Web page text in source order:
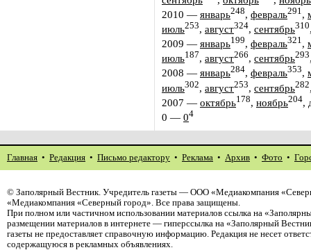
2010 — январь248, февраль291,
июль253, август324, сентябрь310
2009 — январь199, февраль321,
июль187, август266, сентябрь293
2008 — январь284, февраль353,
июль302, август253, сентябрь282
2007 — октябрь178, ноябрь204,
0 — 04
Главная • Редакция • Письмо редактору • Реклама • Архив • Фото •
© Заполярный Вестник. Учредитель газеты — ООО «Медиакомпания
«Медиакомпания «Северный город». Все права защищены.
При полном или частичном использовании материалов ссылка на
размещении материалов в интернете — гиперссылка на «Заполярный
газеты не предоставляет справочную информацию. Редакция не несет
содержащуюся в рекламных объявлениях.